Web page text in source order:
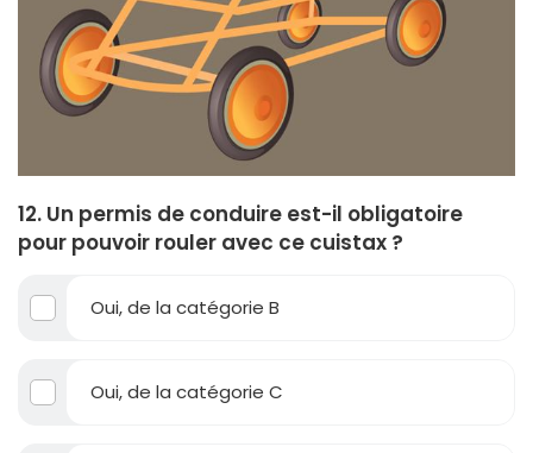
12. Un permis de conduire est-il obligatoire
pour pouvoir rouler avec ce cuistax ?
Oui, de la catégorie B
Oui, de la catégorie C